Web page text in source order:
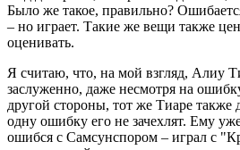
Было же такое, правильно?
– но играет. Такие же вещи также
оценивать.
Я считаю, что, на мой взгляд, Алиу
заслуженно, даже несмотря на
другой стороны, тот же Тиаре также
одну ошибку его не зачехлят. Ему
ошибся с Самсунспором – играл с